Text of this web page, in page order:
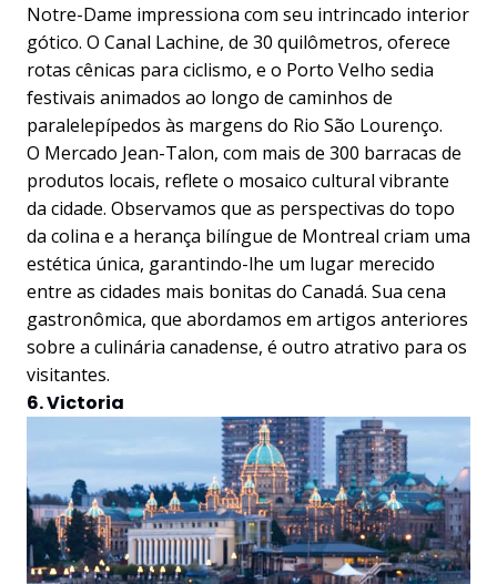
Notre-Dame impressiona com seu intrincado interior
gótico. O Canal Lachine, de 30 quilômetros, oferece
rotas cênicas para ciclismo, e o Porto Velho sedia
festivais animados ao longo de caminhos de
paralelepípedos às margens do Rio São Lourenço.
O Mercado Jean-Talon, com mais de 300 barracas de
produtos locais, reflete o mosaico cultural vibrante
da cidade. Observamos que as perspectivas do topo
da colina e a herança bilíngue de Montreal criam uma
estética única, garantindo-lhe um lugar merecido
entre as cidades mais bonitas do Canadá. Sua cena
gastronômica, que abordamos em artigos anteriores
sobre a culinária canadense, é outro atrativo para os
visitantes.
6. Victoria